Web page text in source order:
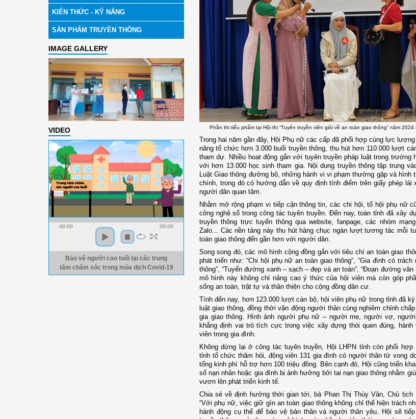
KIẾN THỨC - KỸ NĂNG
SẢN PHẨM TRUYỀN THÔNG
IMAGE GALLERY
VIDEO
00:00 00:00
Bảo vệ người cao tuổi tại các trung
tâm chăm sóc trong mùa dịch Covid-19
Phần thi tiểu phẩm tại Hội thi “Tuyên truyền viên giỏi về an toàn giao thông” năm
Trong hai năm gần đây, Hội Phụ nữ các cấp đã phối hợp cùng lực
năng tổ chức hơn 3.000 buổi truyền thông, thu hút hơn 110.000 lượt
tham dự. Nhiều hoạt động gắn với tuyên truyền pháp luật trong
với hơn 13.000 học sinh tham gia. Nội dung truyền thông tập trung
Luật Giao thông đường bộ, những hành vi vi phạm thường gặp và hình
chính, trong đó có hướng dẫn về quy định tính điểm trên giấy phép lái
người dân quan tâm.
Nhằm mở rộng phạm vi tiếp cận thông tin, các chi hội, tổ hội phụ nữ
công nghệ số trong công tác tuyên truyền. Đến nay, toàn tỉnh đã xây
truyền thông trực tuyến thông qua website, fanpage, các nhóm
Zalo... Các nền tảng này thu hút hàng chục ngàn lượt tương tác mỗi
toàn giao thông đến gần hơn với người dân.
Song song đó, các mô hình cộng đồng gắn với tiêu chí an toàn giao
phát triển như: “Chi hội phụ nữ an toàn giao thông”, “Gia đình có
thông”, “Tuyến đường xanh – sạch – đẹp và an toàn”, “Đoạn đường văn
mô hình này không chỉ nâng cao ý thức của hội viên mà còn góp
sống an toàn, trật tự và thân thiện cho cộng đồng dân cư.
Tính đến nay, hơn 123.000 lượt cán bộ, hội viên phụ nữ trong tỉnh đã
luật giao thông, đồng thời vận động người thân cùng nghiêm chỉnh
gia giao thông. Hình ảnh người phụ nữ – người mẹ, người vợ,
khẳng định vai trò tích cực trong việc xây dựng thói quen đúng, hành
viên trong gia đình.
Không dừng lại ở công tác tuyên truyền, Hội LHPN tỉnh còn phối hợp
tỉnh tổ chức thăm hỏi, động viên 131 gia đình có người thân tử vong
tổng kinh phí hỗ trợ hơn 100 triệu đồng. Bên cạnh đó, Hội cũng triển
số nạn nhân hoặc gia đình bị ảnh hưởng bởi tai nạn giao thông nhằm
vươn lên phát triển kinh tế.
Chia sẻ về định hướng thời gian tới, bà Phan Thị Thùy Vân, Chủ tịch
“Với phụ nữ, việc giữ gìn an toàn giao thông không chỉ thể hiện trách
hành động cụ thể để bảo vệ bản thân và người thân yêu. Hội sẽ